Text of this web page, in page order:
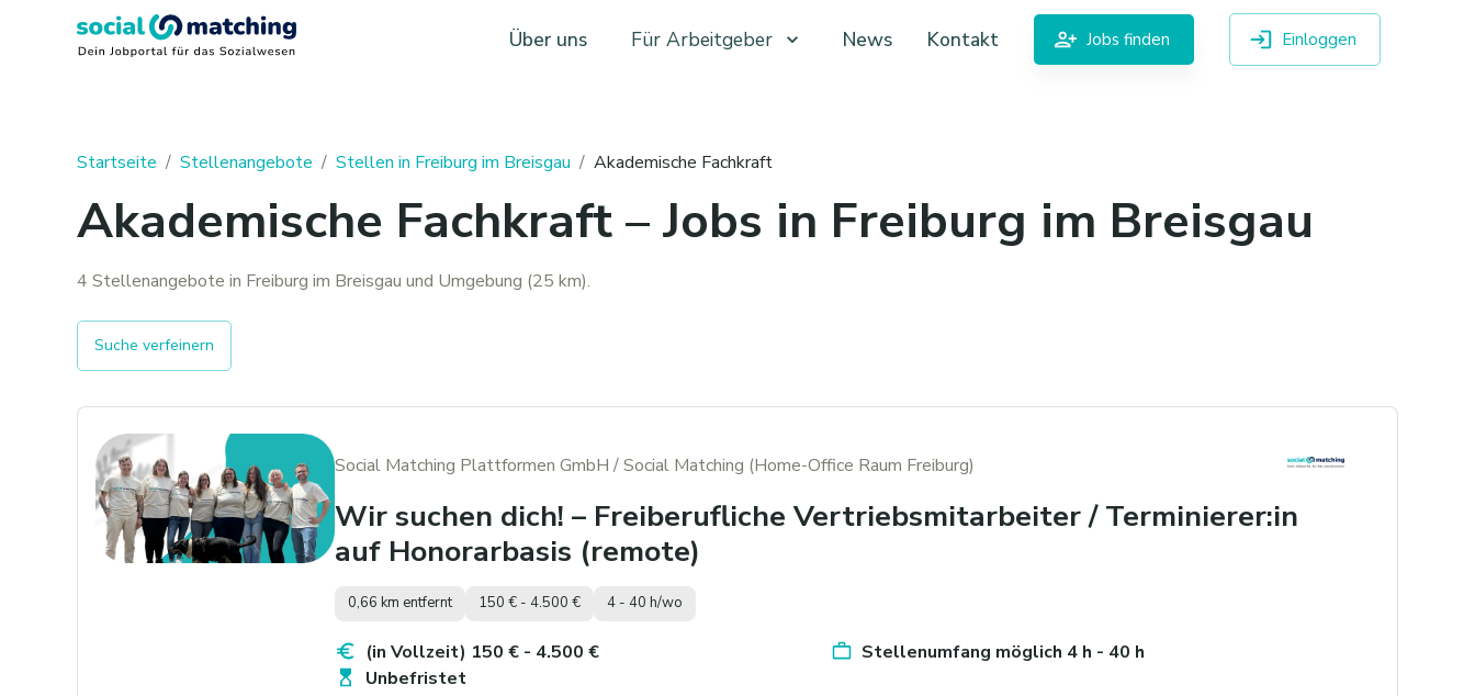
Über uns Für Arbeitgeber News Kontakt Jobs finden Einloggen
Startseite / Stellenangebote / Stellen in Freiburg im Breisgau / Akademische Fachkraft
Akademische Fachkraft – Jobs in Freiburg im Breisgau
4 Stellenangebote in Freiburg im Breisgau und Umgebung (25 km).
Suche verfeinern
Social Matching Plattformen GmbH / Social Matching (Home-Office Raum Freiburg)
Wir suchen dich! – Freiberufliche Vertriebsmitarbeiter / Terminierer:in
auf Honorarbasis (remote)
0,66 km entfernt 150 € - 4.500 € 4 - 40 h/wo
(in Vollzeit) 150 € - 4.500 €
Stellenumfang möglich 4 h - 40 h
Unbefristet